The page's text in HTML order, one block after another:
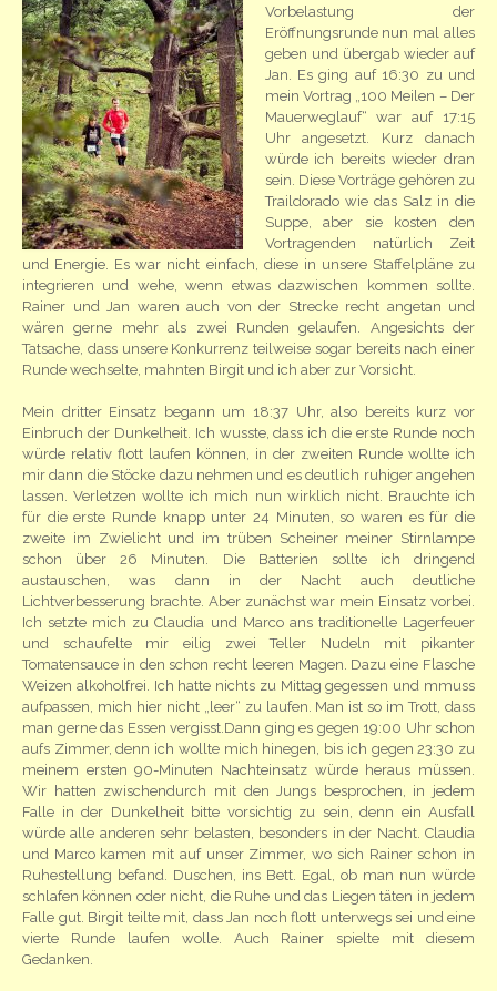
Vorbelastung der
Eröffnungsrunde nun mal alles
geben und übergab wieder auf
Jan. Es ging auf 16:30 zu und
mein Vortrag „100 Meilen – Der
Mauerweglauf“ war auf 17:15
Uhr angesetzt. Kurz danach
würde ich bereits wieder dran
sein. Diese Vorträge gehören zu
Traildorado wie das Salz in die
Suppe, aber sie kosten den
Vortragenden natürlich Zeit
und Energie. Es war nicht einfach, diese in unsere Staffelpläne zu
integrieren und wehe, wenn etwas dazwischen kommen sollte.
Rainer und Jan waren auch von der Strecke recht angetan und
wären gerne mehr als zwei Runden gelaufen. Angesichts der
Tatsache, dass unsere Konkurrenz teilweise sogar bereits nach einer
Runde wechselte, mahnten Birgit und ich aber zur Vorsicht.
Mein dritter Einsatz begann um 18:37 Uhr, also bereits kurz vor
Einbruch der Dunkelheit. Ich wusste, dass ich die erste Runde noch
würde relativ flott laufen können, in der zweiten Runde wollte ich
mir dann die Stöcke dazu nehmen und es deutlich ruhiger angehen
lassen. Verletzen wollte ich mich nun wirklich nicht. Brauchte ich
für die erste Runde knapp unter 24 Minuten, so waren es für die
zweite im Zwielicht und im trüben Scheiner meiner Stirnlampe
schon über 26 Minuten. Die Batterien sollte ich dringend
austauschen, was dann in der Nacht auch deutliche
Lichtverbesserung brachte. Aber zunächst war mein Einsatz vorbei.
Ich setzte mich zu Claudia und Marco ans traditionelle Lagerfeuer
und schaufelte mir eilig zwei Teller Nudeln mit pikanter
Tomatensauce in den schon recht leeren Magen. Dazu eine Flasche
Weizen alkoholfrei. Ich hatte nichts zu Mittag gegessen und mmuss
aufpassen, mich hier nicht „leer“ zu laufen. Man ist so im Trott, dass
man gerne das Essen vergisst.Dann ging es gegen 19:00 Uhr schon
aufs Zimmer, denn ich wollte mich hinegen, bis ich gegen 23:30 zu
meinem ersten 90-Minuten Nachteinsatz würde heraus müssen.
Wir hatten zwischendurch mit den Jungs besprochen, in jedem
Falle in der Dunkelheit bitte vorsichtig zu sein, denn ein Ausfall
würde alle anderen sehr belasten, besonders in der Nacht. Claudia
und Marco kamen mit auf unser Zimmer, wo sich Rainer schon in
Ruhestellung befand. Duschen, ins Bett. Egal, ob man nun würde
schlafen können oder nicht, die Ruhe und das Liegen täten in jedem
Falle gut. Birgit teilte mit, dass Jan noch flott unterwegs sei und eine
vierte Runde laufen wolle. Auch Rainer spielte mit diesem
Gedanken.